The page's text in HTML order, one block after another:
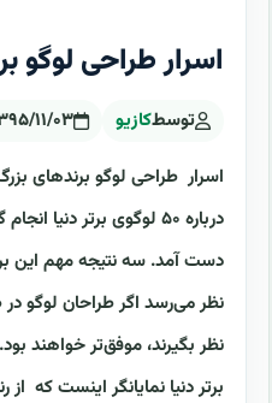
اسرار طراحی لوگو
توسطکازیو ۱۳۹۵/۱۱/
درباره ۵۰ لوگوی برتر
دست آمد. سه نتیجه مهم این
نظر می‌رسد اگر طراحان لوگو
برتر دنیا نمایانگر اینست که